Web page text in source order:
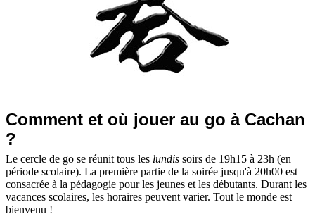
Comment et où jouer au go à Cachan
?
Le cercle de go se réunit tous les lundis soirs de 19h15 à 23h (en
période scolaire). La première partie de la soirée jusqu'à 20h00 est
consacrée à la pédagogie pour les jeunes et les débutants. Durant les
vacances scolaires, les horaires peuvent varier. Tout le monde est
bienvenu !